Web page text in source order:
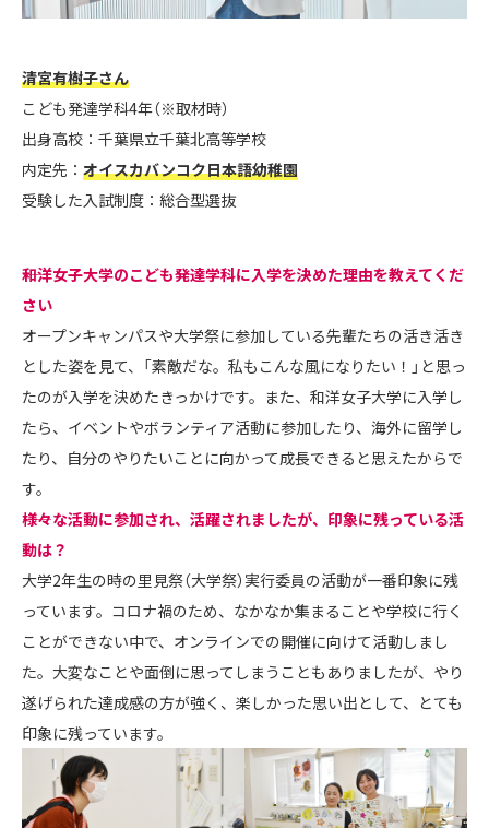
清宮有樹子さん
こども発達学科4年（※取材時）
出身高校：千葉県立千葉北高等学校
内定先： オイスカバンコク日本語幼稚園
受験した入試制度：総合型選抜
――和洋女子大学のこども発達学科に入学を決めた理由を教えてくだ
さい
オープンキャンパスや大学祭に参加している先輩たちの活き活き
とした姿を見て、「素敵だな。私もこんな風になりたい！」と思っ
たのが入学を決めたきっかけです。また、和洋女子大学に入学し
たら、イベントやボランティア活動に参加したり、海外に留学し
たり、自分のやりたいことに向かって成長できると思えたからで
す。
――様々な活動に参加され、活躍されましたが、印象に残っている活
動は？
大学2年生の時の里見祭（大学祭）実行委員の活動が一番印象に残
っています。コロナ禍のため、なかなか集まることや学校に行く
ことができない中で、オンラインでの開催に向けて活動しまし
た。大変なことや面倒に思ってしまうこともありましたが、やり
遂げられた達成感の方が強く、楽しかった思い出として、とても
印象に残っています。